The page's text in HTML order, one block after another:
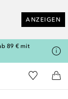
ANZEIGEN
89 € mit
Douglas Startseite
Zu Meiner